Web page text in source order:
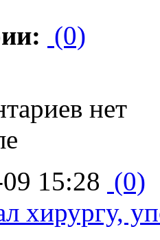
(0)
нет
15:28 (0)
хирургу,